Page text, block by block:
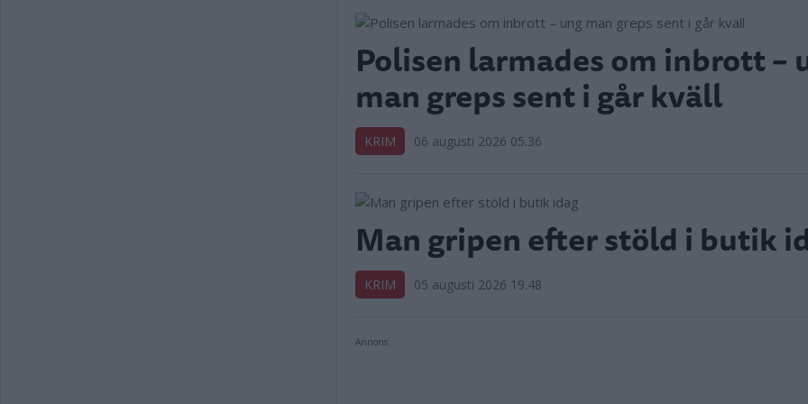
Polisen larmades om inbrott –
man greps sent i går kväll
KRIM 06 augusti 2026 05.36
Man gripen efter stöld i butik
KRIM 05 augusti 2026 19.48
Annons: